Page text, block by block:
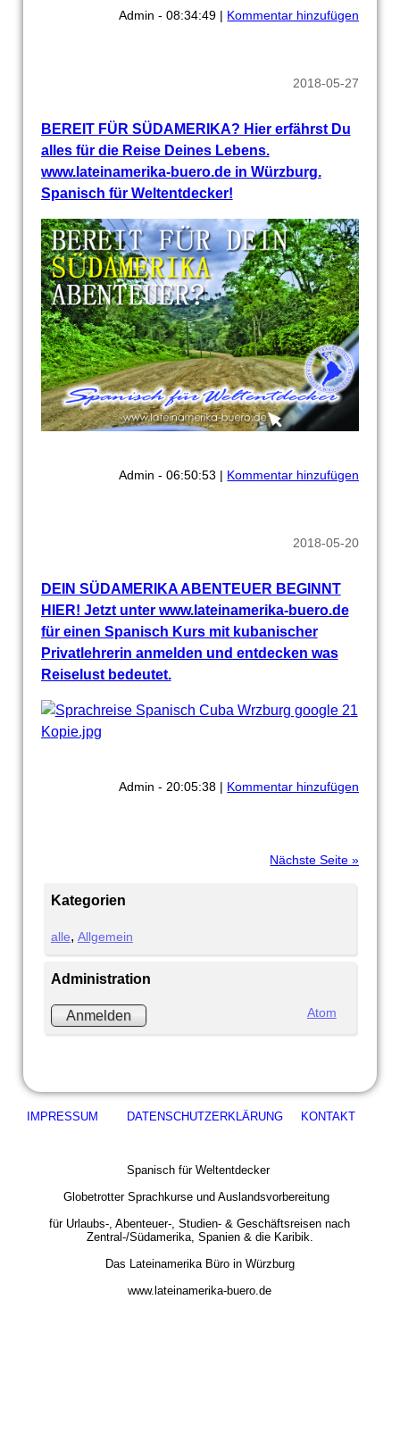
Admin - 08:34:49 | Kommentar hinzufügen
2018-05-27
BEREIT FÜR SÜDAMERIKA? Hier erfährst Du
alles für die Reise Deines Lebens.
www.lateinamerika-buero.de in Würzburg.
Spanisch für Weltentdecker!
Admin - 06:50:53 | Kommentar hinzufügen
2018-05-20
DEIN SÜDAMERIKA ABENTEUER BEGINNT
HIER! Jetzt unter www.lateinamerika-buero.de
für einen Spanisch Kurs mit kubanischer
Privatlehrerin anmelden und entdecken was
Reiselust bedeutet.
Admin - 20:05:38 | Kommentar hinzufügen
Nächste Seite »
Kategorien
alle Allgemein
Administration
Anmelden Atom
IMPRESSUM DATENSCHUTZERKLÄRUNG KONTAKT
Spanisch für Weltentdecker
Globetrotter Sprachkurse und Auslandsvorbereitung
für Urlaubs-, Abenteuer-, Studien- & Geschäftsreisen nach
Zentral-/Südamerika, Spanien & die Karibik.
Das Lateinamerika Büro in Würzburg
www.lateinamerika-buero.de